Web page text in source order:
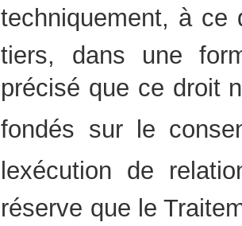
techniquement, à ce
tiers, dans une
précisé que ce droit
fondés sur le
lexécution de
réserve que le